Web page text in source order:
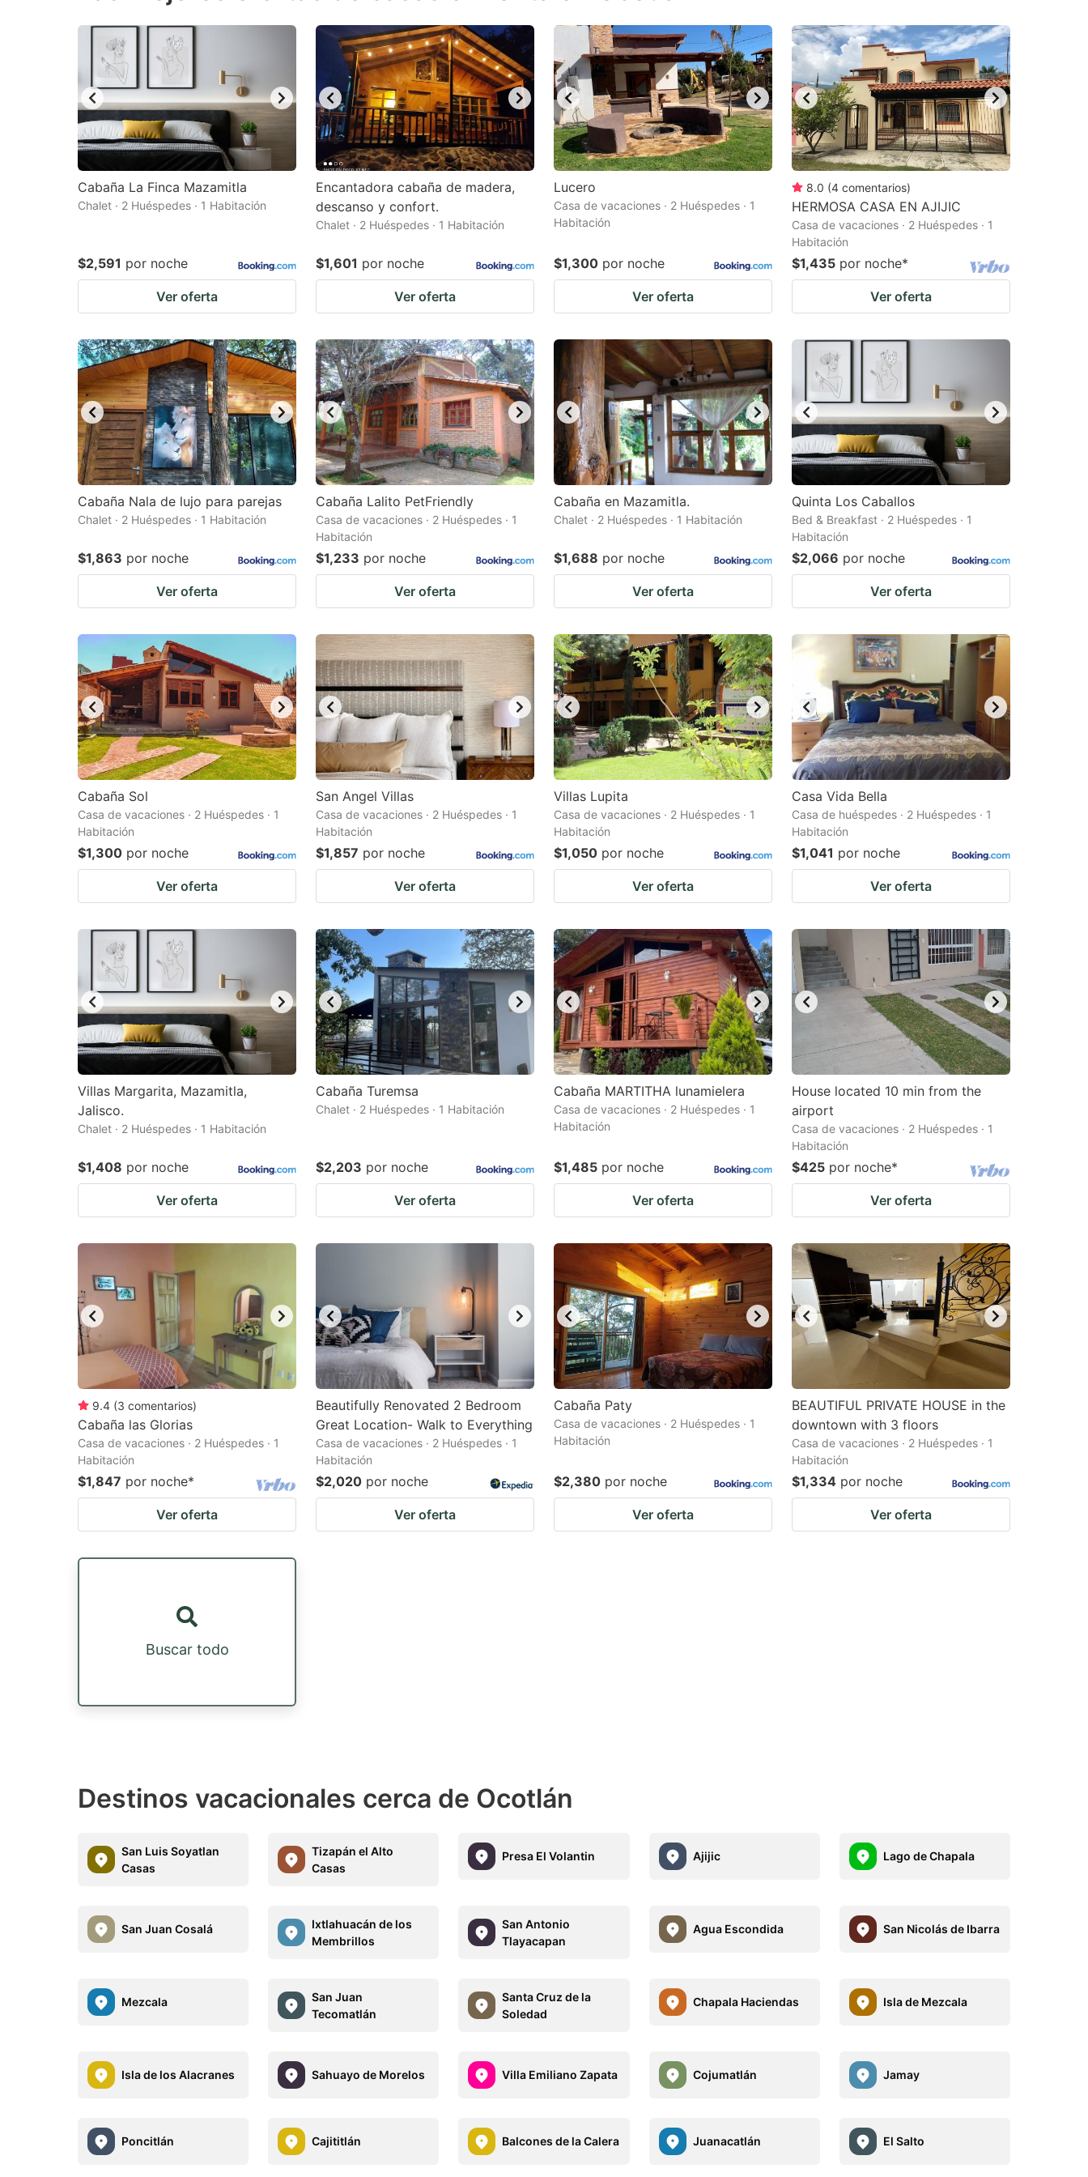
mark
key
to
get
the
keyboard
shortcuts
for
dates.
mark
key
to
get
the
keyboard
shortcuts
for
changing
dates.
Cabaña La Finca Mazamitla
Chalet · 2 Huéspedes · 1 Habitación
$2,591 por noche
Ver oferta
Encantadora cabaña de madera,
descanso y confort.
Chalet · 2 Huéspedes · 1 Habitación
$1,601 por noche
Ver oferta
Lucero
Casa de vacaciones · 2 Huéspedes · 1
Habitación
$1,300 por noche
Ver oferta
8.0 (4 comentarios)
HERMOSA CASA EN AJIJIC
Casa de vacaciones · 2 Huéspedes · 1
Habitación
$1,435 por noche*
Ver oferta
Cabaña Nala de lujo para parejas
Chalet · 2 Huéspedes · 1 Habitación
$1,863 por noche
Ver oferta
Cabaña Lalito PetFriendly
Casa de vacaciones · 2 Huéspedes · 1
Habitación
$1,233 por noche
Ver oferta
Cabaña en Mazamitla.
Chalet · 2 Huéspedes · 1 Habitación
$1,688 por noche
Ver oferta
Quinta Los Caballos
Bed & Breakfast · 2 Huéspedes · 1
Habitación
$2,066 por noche
Ver oferta
Cabaña Sol
Casa de vacaciones · 2 Huéspedes · 1
Habitación
$1,300 por noche
Ver oferta
San Angel Villas
Casa de vacaciones · 2 Huéspedes · 1
Habitación
$1,857 por noche
Ver oferta
Villas Lupita
Casa de vacaciones · 2 Huéspedes · 1
Habitación
$1,050 por noche
Ver oferta
Casa Vida Bella
Casa de huéspedes · 2 Huéspedes · 1
Habitación
$1,041 por noche
Ver oferta
Villas Margarita, Mazamitla,
Jalisco.
Chalet · 2 Huéspedes · 1 Habitación
$1,408 por noche
Ver oferta
Cabaña Turemsa
Chalet · 2 Huéspedes · 1 Habitación
$2,203 por noche
Ver oferta
Cabaña MARTITHA lunamielera
Casa de vacaciones · 2 Huéspedes · 1
Habitación
$1,485 por noche
Ver oferta
House located 10 min from the
airport
Casa de vacaciones · 2 Huéspedes · 1
Habitación
$425 por noche*
Ver oferta
9.4 (3 comentarios)
Cabaña las Glorias
Casa de vacaciones · 2 Huéspedes · 1
Habitación
$1,847 por noche*
Ver oferta
Beautifully Renovated 2 Bedroom
Great Location- Walk to Everything
Casa de vacaciones · 2 Huéspedes · 1
Habitación
$2,020 por noche
Ver oferta
Cabaña Paty
Casa de vacaciones · 2 Huéspedes · 1
Habitación
$2,380 por noche
Ver oferta
BEAUTIFUL PRIVATE HOUSE in the
downtown with 3 floors
Casa de vacaciones · 2 Huéspedes · 1
Habitación
$1,334 por noche
Ver oferta
Buscar todo
Destinos vacacionales cerca de Ocotlán
San Luis Soyatlan
Casas
Tizapán el Alto
Casas
Presa El Volantin Ajijic Lago de Chapala
San Juan Cosalá
Ixtlahuacán de los
Membrillos
San Antonio
Tlayacapan
Agua Escondida San Nicolás de Ibarra
Mezcala
San Juan
Tecomatlán
Santa Cruz de la
Soledad
Chapala Haciendas Isla de Mezcala
Isla de los Alacranes Sahuayo de Morelos Villa Emiliano Zapata Cojumatlán Jamay
Poncitlán Cajititlán Balcones de la Calera Juanacatlán El Salto